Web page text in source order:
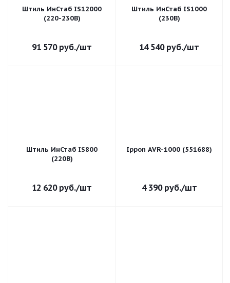
Штиль ИнСтаб IS12000
(220-230В)
91 570руб./шт
Штиль ИнСтаб IS1000
(230В)
14 540руб./шт
Штиль ИнСтаб IS800
(220В)
12 620руб./шт
Ippon AVR-1000 (551688)
4 390руб./шт